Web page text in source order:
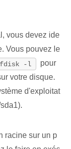
vous devez ide
Vous pouvez le
fdisk -l
pour
votre disque.
d'exploitat
racine sur un p